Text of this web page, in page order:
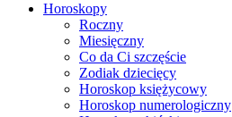
Horoskopy
Roczny
Miesięczny
Co da Ci szczęście
Zodiak dziecięcy
Horoskop księżycowy
Horoskop numerologiczny